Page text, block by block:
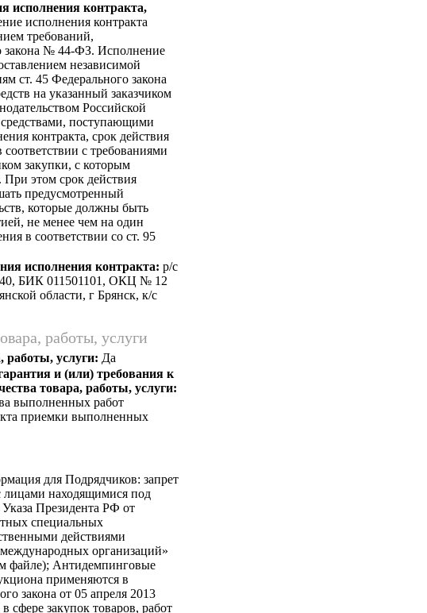
исполнения контракта,
исполнения контракта
требований,
закона № 44-ФЗ. Исполнение
независимой
ст. 45 Федерального закона
на указанный заказчиком
Российской
поступающими
контракта, срок действия
с требованиями
закупки, с которым
При этом срок действия
предусмотренный
которые должны быть
не менее чем на один
в соответствии со ст. 95
исполнения контракта: p/c
БИК 011501101, ОКЦ № 12
области, г Брянск, к/c
работы, услуги
работы, услуги: Да
и (или) требования к
товара, работы, услуги:
выполненных работ
приемки выполненных
для Подрядчиков: запрет
лицами находящимися под
Президента РФ от
специальных
действиями
организаций»
файле); Антидемпинговые
применяются в
закона от 05 апреля 2013
закупок товаров, работ